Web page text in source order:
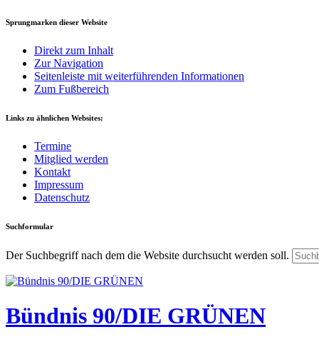
Sprungmarken dieser Website
Direkt zum Inhalt
Zur Navigation
Seitenleiste mit weiterführenden Informationen
Zum Fußbereich
Links zu ähnlichen Websites:
Termine
Mitglied werden
Kontakt
Impressum
Datenschutz
Suchformular
Der Suchbegriff nach dem die Website durchsucht werden soll.
Bündnis 90/DIE GRÜNEN